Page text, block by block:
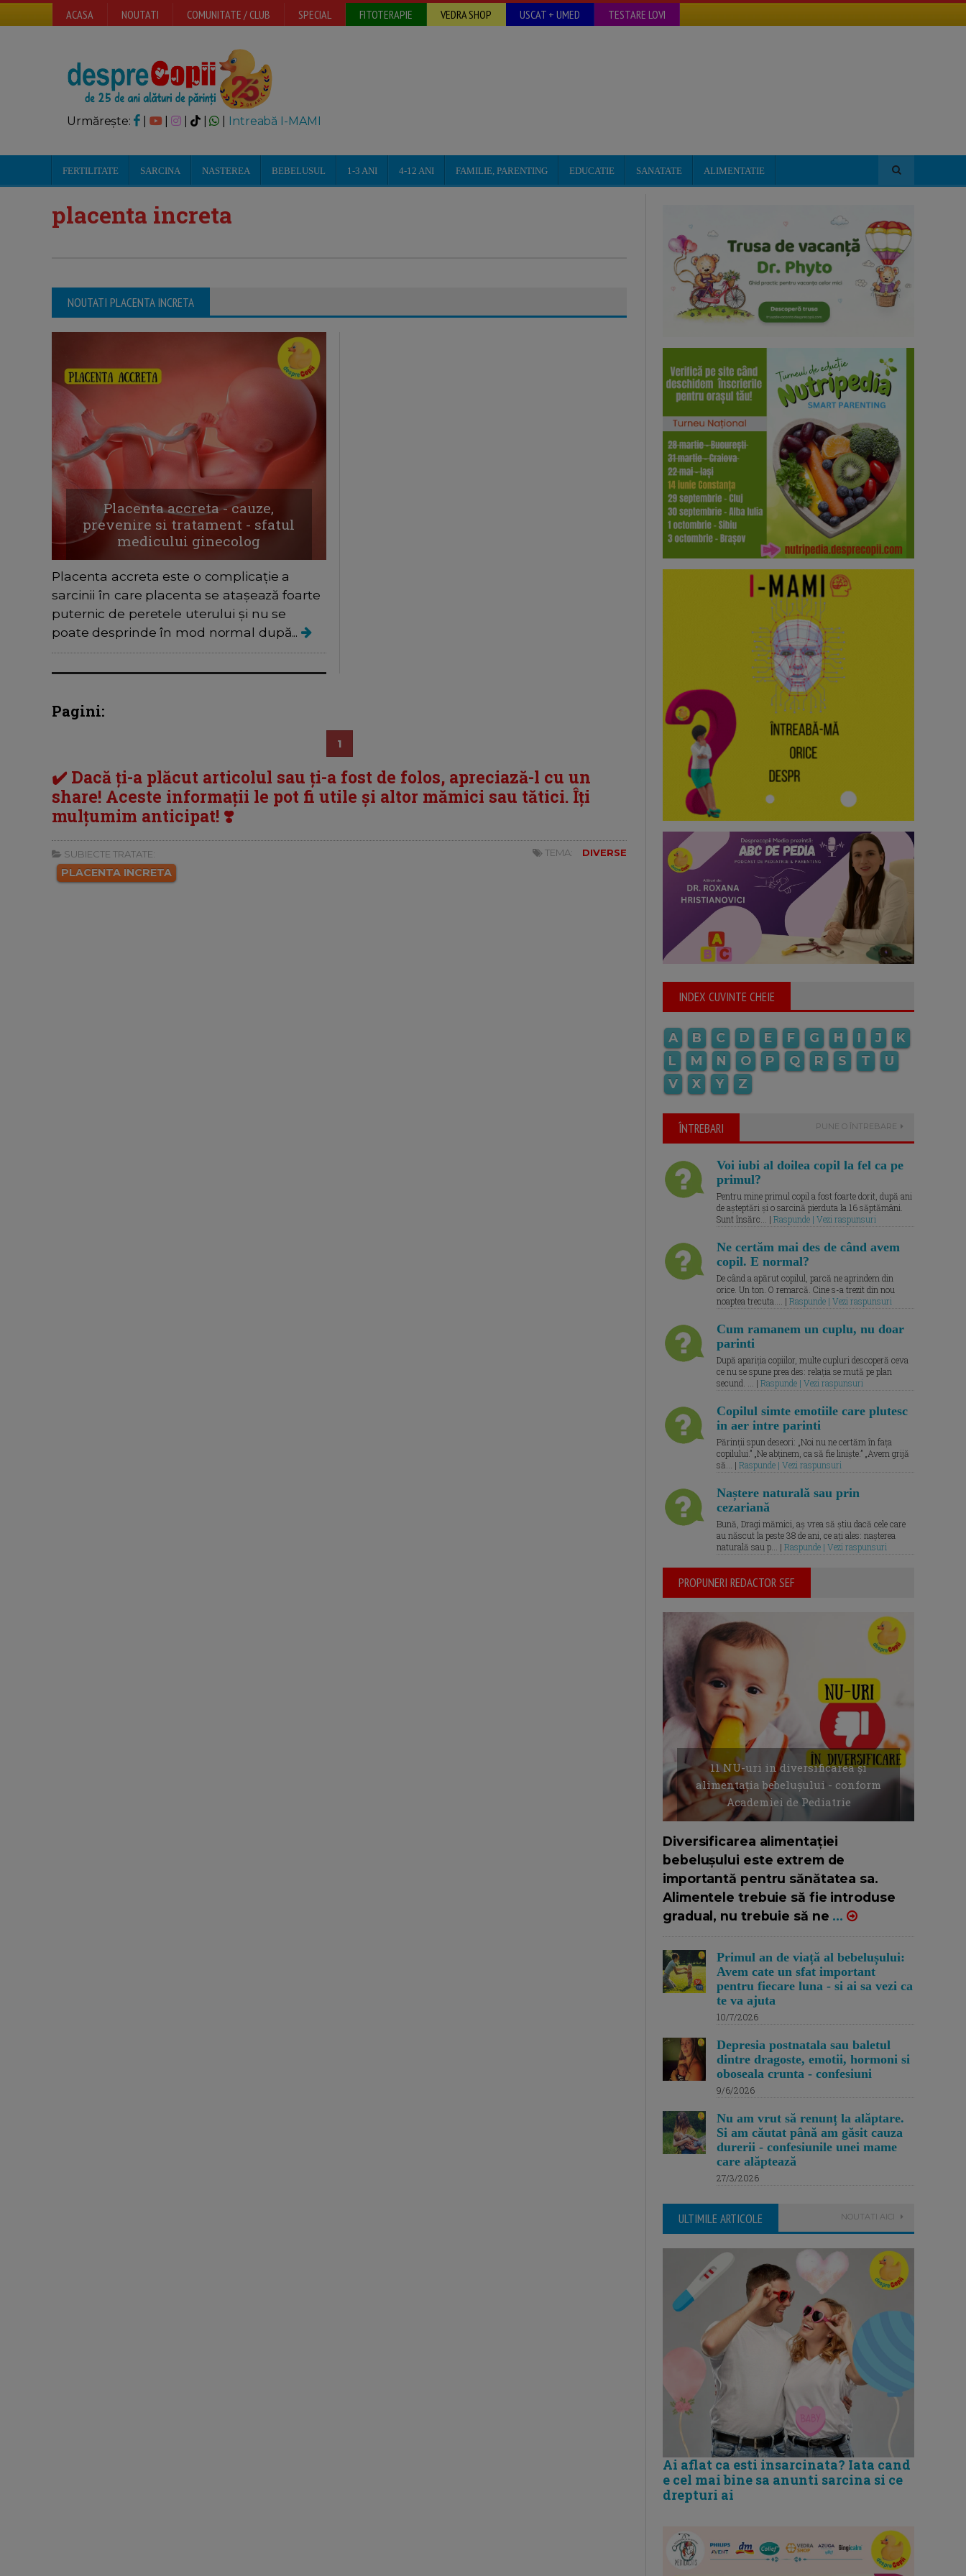
ACASA NOUTATI COMUNITATE / CLUB SPECIAL FITOTERAPIE VEDRA SHOP USCAT + UMED TESTARE LOVI
Urmărește: | | Intreabă I-MAMI
FERTILITATE SARCINA NASTEREA BEBELUSUL 1-3 ANI 4-12 ANI FAMILIE, PARENTING EDUCATIE SANATATE ALIMENTATIE
placenta increta
NOUTATI PLACENTA INCRETA
Placenta accreta - cauze,
prevenire si tratament - sfatul
medicului ginecolog
Placenta accreta este o complicație a
sarcinii în care placenta se atașează foarte
puternic de peretele uterului și nu se
poate desprinde în mod normal după...
Pagini:
1
✔️ Dacă ți-a plăcut articolul sau ți-a fost de folos, apreciază-l cu un
share! Aceste informații le pot fi utile și altor mămici sau tătici. Îți
mulțumim anticipat! ❣️
SUBIECTE TRATATE:
PLACENTA INCRETA
TEMA: DIVERSE
INDEX CUVINTE CHEIE
A B C D E F G H I J
K
L
M N O P Q R S T
U
V
X Y Z
ÎNTREBARI PUNE O ÎNTREBARE
Voi iubi al doilea copil la fel ca pe
primul?
Pentru mine primul copil a fost foarte dorit, după ani
de așteptări și o sarcină pierduta la 16 săptămâni.
Sunt însărc... | Raspunde | Vezi raspunsuri
Ne certăm mai des de când avem
copil. E normal?
De când a apărut copilul, parcă ne aprindem din
orice. Un ton. O remarcă. Cine s-a trezit din nou
noaptea trecuta.... | Raspunde | Vezi raspunsuri
Cum ramanem un cuplu, nu doar
parinti
După apariția copiilor, multe cupluri descoperă ceva
ce nu se spune prea des: relația se mută pe plan
secund. ... | Raspunde | Vezi raspunsuri
Copilul simte emotiile care plutesc
in aer intre parinti
Părinții spun deseori: „Noi nu ne certăm în fața
copilului.” „Ne abținem, ca să fie liniște.” „Avem grijă
să... | Raspunde | Vezi raspunsuri
Naștere naturală sau prin
cezariană
Bună, Dragi mămici, aș vrea să știu dacă cele care
au născut la peste 38 de ani, ce ați ales: nașterea
naturală sau p... | Raspunde | Vezi raspunsuri
PROPUNERI REDACTOR SEF
11 NU-uri in diversificarea și
alimentația bebelușului - conform
Academiei de Pediatrie
Diversificarea alimentației
bebelușului este extrem de
importantă pentru sănătatea sa.
Alimentele trebuie să fie introduse
gradual, nu trebuie să ne ...
Primul an de viață al bebelușului:
Avem cate un sfat important
pentru fiecare luna - si ai sa vezi ca
te va ajuta
10/7/2026
Depresia postnatala sau baletul
dintre dragoste, emotii, hormoni si
oboseala crunta - confesiuni
9/6/2026
Nu am vrut să renunț la alăptare.
Si am căutat până am găsit cauza
durerii - confesiunile unei mame
care alăptează
27/3/2026
ULTIMILE ARTICOLE NOUTATI AICI
Ai aflat ca esti insarcinata? Iata cand
e cel mai bine sa anunti sarcina si ce
drepturi ai